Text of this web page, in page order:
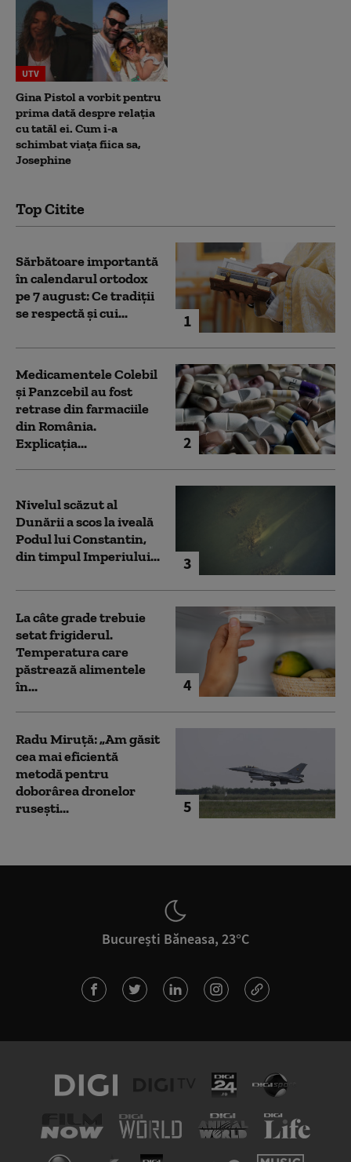
UTV
Gina Pistol a vorbit pentru
prima dată despre relația
cu tatăl ei. Cum i-a
schimbat viața fiica sa,
Josephine
Top Citite
1
Sărbătoare importantă
în calendarul ortodox
pe 7 august: Ce tradiții
se respectă și cui...
2
Medicamentele Colebil
și Panzcebil au fost
retrase din farmaciile
din România.
Explicația...
3
Nivelul scăzut al
Dunării a scos la iveală
Podul lui Constantin,
din timpul Imperiului...
4
La câte grade trebuie
setat frigiderul.
Temperatura care
păstrează alimentele
în...
5
Radu Miruță: „Am găsit
cea mai eficientă
metodă pentru
doborârea dronelor
rusești...
București Băneasa, 23°C